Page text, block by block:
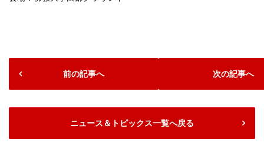
前の記事へ 次の記事へ
ニュース＆トピックス一覧へ戻る